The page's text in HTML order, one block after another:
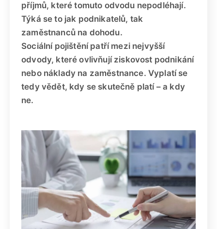
příjmů, které tomuto odvodu nepodléhají.
Týká se to jak podnikatelů, tak
zaměstnanců na dohodu.
Sociální pojištění patří mezi nejvyšší
odvody, které ovlivňují ziskovost podnikání
nebo náklady na zaměstnance. Vyplatí se
tedy vědět, kdy se skutečně platí – a kdy
ne.